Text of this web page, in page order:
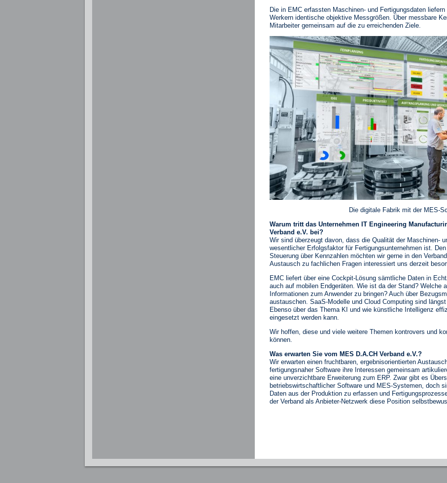
Die in EMC erfassten Maschinen- und Fertigungsdaten
Werkern identische objektive Messgrößen. Über messbare
Mitarbeiter gemeinsam auf die zu erreichenden Ziele.
Die digitale Fabrik mit der MES-
Warum tritt das Unternehmen IT Engineering
Verband e.V. bei?
Wir sind überzeugt davon, dass die Qualität der Maschinen-
wesentlicher Erfolgsfaktor für Fertigungsunternehmen ist.
Steuerung über Kennzahlen möchten wir gerne in den
Austausch zu fachlichen Fragen interessiert uns derzeit
EMC liefert über eine Cockpit-Lösung sämtliche Daten in
auch auf mobilen Endgeräten. Wie ist da der Stand? Welche
Informationen zum Anwender zu bringen? Auch über
austauschen. SaaS-Modelle und Cloud Computing sind
Ebenso über das Thema KI und wie künstliche Intelligenz
eingesetzt werden kann.
Wir hoffen, diese und viele weitere Themen kontrovers und
können.
Was erwarten Sie vom MES D.A.CH Verband e.V.?
Wir erwarten einen fruchtbaren, ergebnisorientierten
fertigungsnaher Software ihre Interessen gemeinsam
eine unverzichtbare Erweiterung zum ERP. Zwar gibt es
betriebswirtschaftlicher Software und MES-Systemen, doch
Daten aus der Produktion zu erfassen und
der Verband als Anbieter-Netzwerk diese Position